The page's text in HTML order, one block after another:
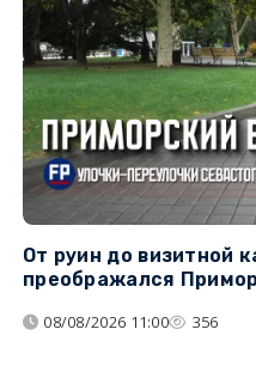
От руин до визитной
преображался
08/08/2026 11:00 356